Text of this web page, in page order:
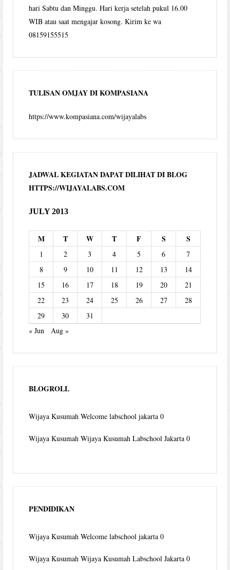
hari Sabtu dan Minggu. Hari kerja setelah pukul 16.00
WIB atau saat mengajar kosong. Kirim ke wa
08159155515
TULISAN OMJAY DI KOMPASIANA
https://www.kompasiana.com/wijayalabs
JADWAL KEGIATAN DAPAT DILIHAT DI BLOG
HTTPS://WIJAYALABS.COM
JULY 2013
M T W T F S S
1 2 3 4 5 6
7
8
9 10 11 12 13
14
15
16 17 18 19 20
21
22
23 24 25 26 27
28
29
30
31
« Jun
Aug »
BLOGROLL
Wijaya Kusumah Welcome labschool jakarta 0
Wijaya Kusumah Wijaya Kusumah Labschool Jakarta 0
PENDIDIKAN
Wijaya Kusumah Welcome labschool jakarta 0
Wijaya Kusumah Wijaya Kusumah Labschool Jakarta 0